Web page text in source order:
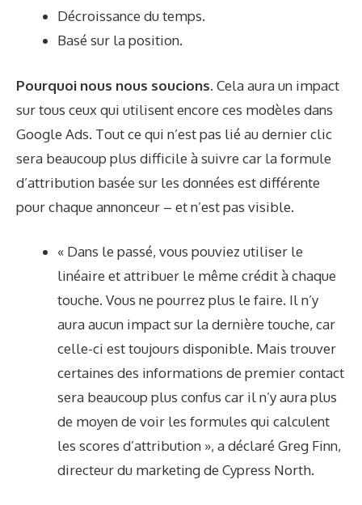
Décroissance du temps.
Basé sur la position.
Pourquoi nous nous soucions. Cela aura un impact
sur tous ceux qui utilisent encore ces modèles dans
Google Ads. Tout ce qui n’est pas lié au dernier clic
sera beaucoup plus difficile à suivre car la formule
d’attribution basée sur les données est différente
pour chaque annonceur – et n’est pas visible.
« Dans le passé, vous pouviez utiliser le
linéaire et attribuer le même crédit à chaque
touche. Vous ne pourrez plus le faire. Il n’y
aura aucun impact sur la dernière touche, car
celle-ci est toujours disponible. Mais trouver
certaines des informations de premier contact
sera beaucoup plus confus car il n’y aura plus
de moyen de voir les formules qui calculent
les scores d’attribution », a déclaré Greg Finn,
directeur du marketing de Cypress North.